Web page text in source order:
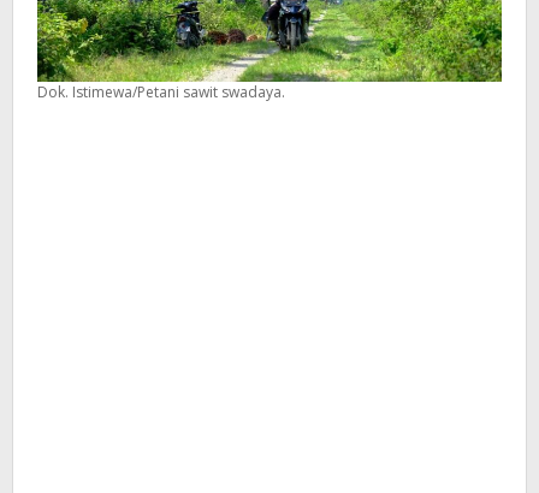
Dok. Istimewa/Petani sawit swadaya.